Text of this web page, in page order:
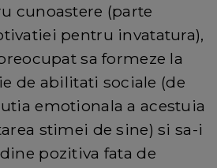
cunoastere (parte
pentru invatatura),
sa formeze la
de abilitati sociale (de
emotionala a acestuia
stimei de sine) si sa-i
pozitiva fata de